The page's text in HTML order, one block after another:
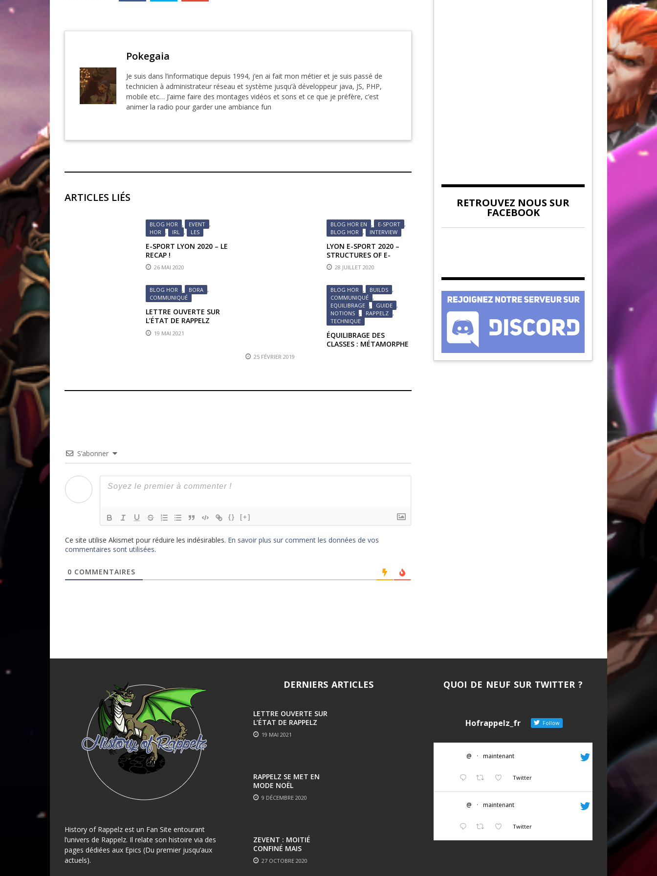
EPIC 9.6 : LE SIÈGE DE LA CITADELLE
Pokegaia
Je suis dans l’informatique depuis 1994, j’en ai fait mon métier et je suis passé de
technicien à administrateur réseau et système jusqu’à développeur java, JS, PHP,
mobile etc… J’aime faire des montages vidéos et sons et ce que je préfère, c’est
animer la radio pour garder une ambiance fun
ARTICLES LIÉS
BLOG HOR , EVENT ,
HOR , IRL , LES
E-SPORT LYON 2020 – LE
RECAP !
26 MAI 2020
BLOG HOR EN , E-SPORT ,
BLOG HOR , INTERVIEW
LYON E-SPORT 2020 –
STRUCTURES OF E-
SPORT
28 JUILLET 2020
BLOG HOR , BORA ,
COMMUNIQUÉ
LETTRE OUVERTE SUR
L’ÉTAT DE RAPPELZ
19 MAI 2021
BLOG HOR , BUILDS ,
COMMUNIQUÉ ,
EQUILIBRAGE , GUIDE ,
NOTIONS , RAPPELZ ,
TECHNIQUE
ÉQUILIBRAGE DES
CLASSES : MÉTAMORPHE
25 FÉVRIER 2019
S’abonner
{} [+]
Ce site utilise Akismet pour réduire les indésirables. En savoir plus sur comment les données de vos
commentaires sont utilisées.
0 COMMENTAIRES
RETROUVEZ NOUS SUR
FACEBOOK
History of Rappelz est un Fan Site entourant
l’univers de Rappelz. Il relate son histoire via des
pages dédiées aux Epics (Du premier jusqu’aux
actuels).
DERNIERS ARTICLES
LETTRE OUVERTE SUR
L’ÉTAT DE RAPPELZ
19 MAI 2021
RAPPELZ SE MET EN
MODE NOËL
9 DÉCEMBRE 2020
ZEVENT : MOITIÉ
CONFINÉ MAIS
TOUJOURS AUSSI FUN
27 OCTOBRE 2020
QUOI DE NEUF SUR TWITTER ?
Hofrappelz_fr Follow
@ · maintenant
Twitter
@ · maintenant
Twitter